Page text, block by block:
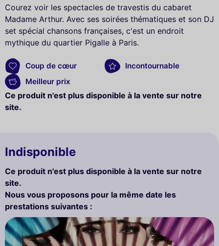
Courez voir les spectacles de travestis du cabaret
Madame Arthur. Avec ses soirées thématiques et son DJ
set spécial chansons françaises, c'est un endroit
mythique du quartier Pigalle à Paris.
Coup de cœur
Incontournable
Meilleur prix
Ce produit n'est plus disponible à la vente sur notre
site.
Indisponible
Ce produit n'est plus disponible à la vente sur notre
site.
Nous vous proposons pour la même date les
prestations suivantes :